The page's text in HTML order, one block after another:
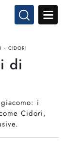
- CIDORI
di
i
Cidori,